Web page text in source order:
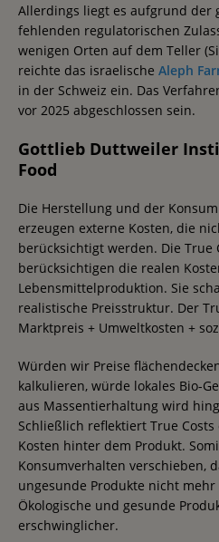
Allerdings liegt es aufgrund der
fehlenden regulatorischen
wenigen Orten auf dem Teller
reichte das israelische Aleph
in der Schweiz ein. Das
vor 2025 abgeschlossen sein.
Gottlieb Duttweiler
Food
Die Herstellung und der
erzeugen externe Kosten, die
berücksichtigt werden. Die True
berücksichtigen die realen
Lebensmittelproduktion. Sie
realistische Preisstruktur. Der
Marktpreis + Umweltkosten +
Würden wir Preise
kalkulieren, würde lokales Bio-
aus Massentierhaltung wird
Schließlich reflektiert True
Kosten hinter dem Produkt.
Konsumverhalten verschieben,
ungesunde Produkte nicht
Ökologische und gesunde
erschwinglicher.